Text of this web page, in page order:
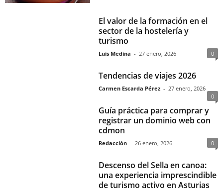
El valor de la formación en el
sector de la hostelería y
turismo
Luis Medina - 27 enero, 2026 0
Tendencias de viajes 2026
Carmen Escarda Pérez - 27 enero, 2026
0
Guía práctica para comprar y
registrar un dominio web con
cdmon
Redacción - 26 enero, 2026 0
Descenso del Sella en canoa:
una experiencia imprescindible
de turismo activo en Asturias